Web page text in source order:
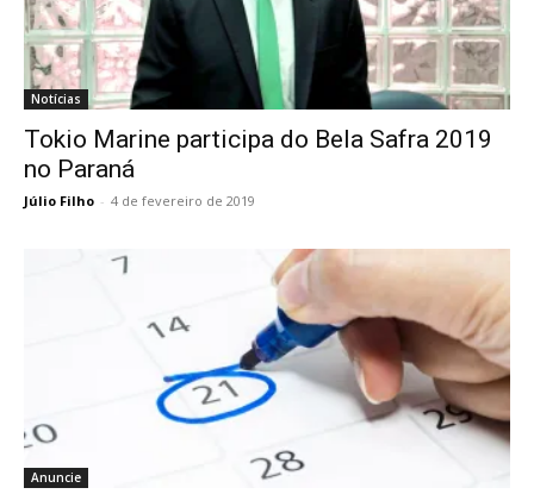
Notícias
Tokio Marine participa do Bela Safra 2019
no Paraná
Júlio Filho - 4 de fevereiro de 2019
Anuncie